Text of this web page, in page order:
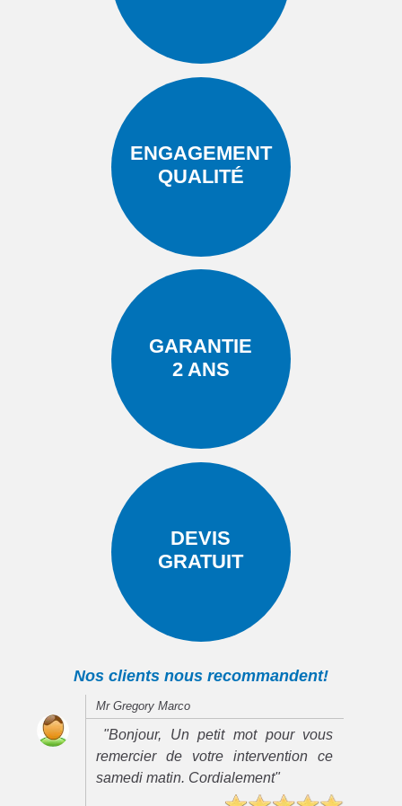
ENGAGEMENT
QUALITÉ
GARANTIE
2 ANS
DEVIS
GRATUIT
Nos clients nous recommandent!
Mr Gregory Marco
"Bonjour, Un petit mot pour vous
remercier de votre intervention ce
samedi matin. Cordialement"